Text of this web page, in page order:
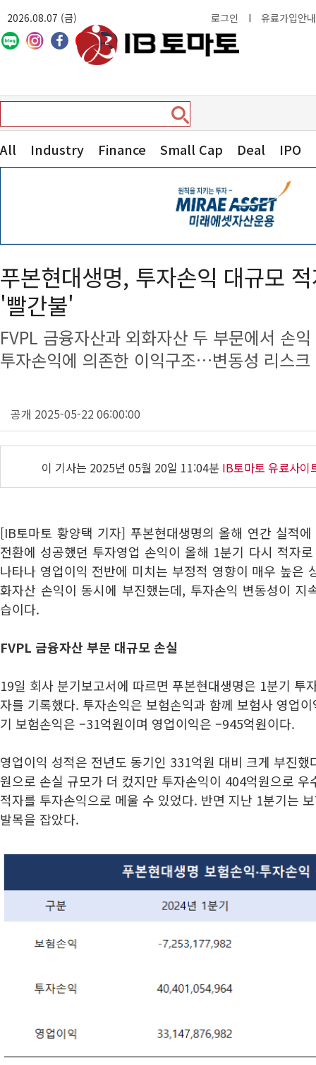
2026.08.07 (금) 로그인 I 유료가입안내
All Industry Finance Small Cap Deal IPO
푸본현대생명, 투자손익 대규모
'빨간불'
FVPL 금융자산과 외화자산 두 부문에서 손
투자손익에 의존한 이익구조…변동성 리스크
공개 2025-05-22 06:00:00
이 기사는 2025년 05월 20일 11:04분 IB토마토 유료사이
[IB토마토 황양택 기자] 푸본현대생명의 올해 연간 실적
전환에 성공했던 투자영업 손익이 올해 1분기 다시 적자
나타나 영업이익 전반에 미치는 부정적 영향이 매우 높은
화자산 손익이 동시에 부진했는데, 투자손익 변동성이 지
습이다.
FVPL 금융자산 부문 대규모 손실
19일 회사 분기보고서에 따르면 푸본현대생명은 1분기 투
자를 기록했다. 투자손익은 보험손익과 함께 보험사 영업
기 보험손익은 –31억원이며 영업이익은 –945억원이다.
영업이익 성적은 전년도 동기인 331억원 대비 크게 부진
원으로 손실 규모가 더 컸지만 투자손익이 404억원으로
적자를 투자손익으로 메울 수 있었다. 반면 지난 1분기는
발목을 잡았다.